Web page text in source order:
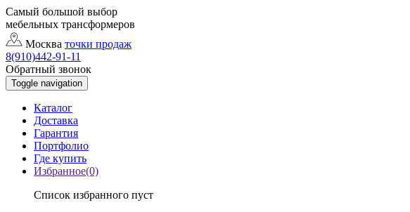
Самый большой выбор
мебельных трансформеров
Москва точки продаж
8(910)442-91-11
Обратный звонок
Toggle navigation
Каталог
Доставка
Гарантия
Портфолио
Где купить
Избранное(0)
Список избранного пуст